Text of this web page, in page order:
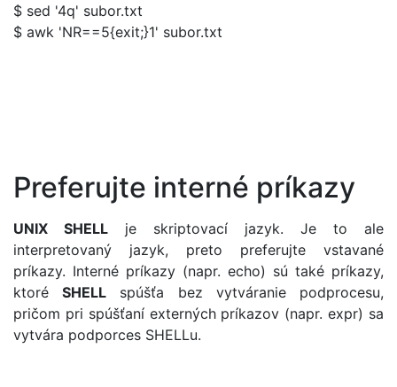
$ sed '4q' subor.txt
$ awk 'NR==5{exit;}1' subor.txt
Preferujte interné príkazy
UNIX SHELL je skriptovací jazyk. Je to ale
interpretovaný jazyk, preto preferujte vstavané
príkazy. Interné príkazy (napr. echo) sú také príkazy,
ktoréSHELL spúšťa bez vytváranie podprocesu,
pričom pri spúšťaní externých príkazov (napr. expr) sa
vytvára podporces SHELLu.